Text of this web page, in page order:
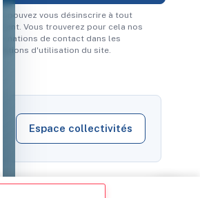
pouvez vous désinscrire à tout
Vous trouverez pour cela nos
de contact dans les
d'utilisation du site.
Espace collectivités